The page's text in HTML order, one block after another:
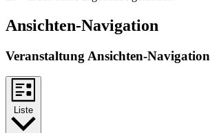
Ansichten-Navigation
Veranstaltung Ansichten-Navigation
Liste